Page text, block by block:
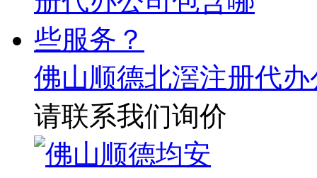
佛山顺德北滘注册代
请联系我们询价